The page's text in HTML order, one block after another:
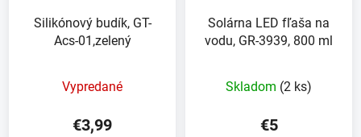
Silikónový budík, GT-
Acs-01,zelený
Vypredané
€3,99
Solárna LED fľaša na
vodu, GR-3939, 800 ml
Skladom (2 ks)
€5